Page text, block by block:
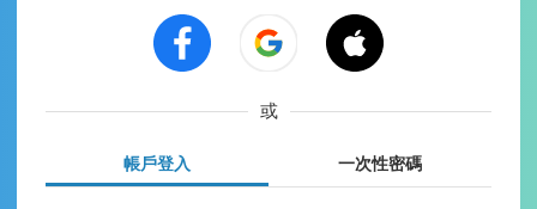
或
帳戶登入 一次性密碼